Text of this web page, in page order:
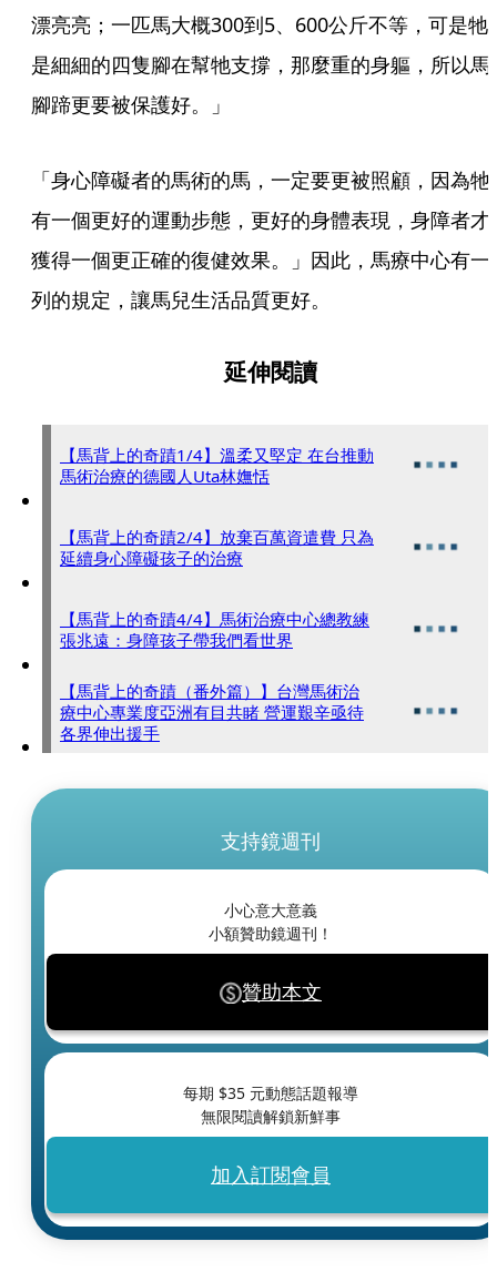
漂亮亮；一匹馬大概300到5、600公斤不等，可是牠
是細細的四隻腳在幫牠支撐，那麼重的身軀，所以馬
腳蹄更要被保護好。」
「身心障礙者的馬術的馬，一定要更被照顧，因為牠
有一個更好的運動步態，更好的身體表現，身障者才
獲得一個更正確的復健效果。」因此，馬療中心有一
列的規定，讓馬兒生活品質更好。
延伸閱讀
【馬背上的奇蹟1/4】溫柔又堅定 在台推動
馬術治療的德國人Uta林嫵恬
【馬背上的奇蹟2/4】放棄百萬資遣費 只為
延續身心障礙孩子的治療
【馬背上的奇蹟4/4】馬術治療中心總教練
張兆遠：身障孩子帶我們看世界
【馬背上的奇蹟（番外篇）】台灣馬術治
療中心專業度亞洲有目共睹 營運艱辛亟待
各界伸出援手
支持鏡週刊
小心意大意義
小額贊助鏡週刊！
贊助本文
每期 $35 元動態話題報導
無限閱讀解鎖新鮮事
加入訂閱會員